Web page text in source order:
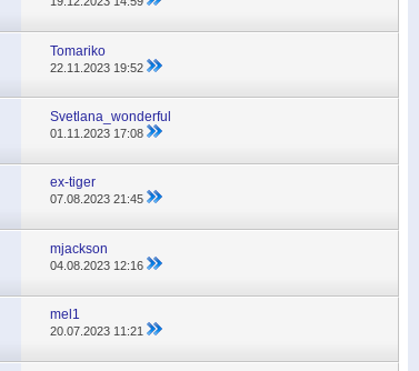
Tomariko
22.11.2023 19:52
Svetlana_wonderful
01.11.2023 17:08
ex-tiger
07.08.202321:45
mjackson
04.08.2023 12:16
mel1
20.07.202311:21